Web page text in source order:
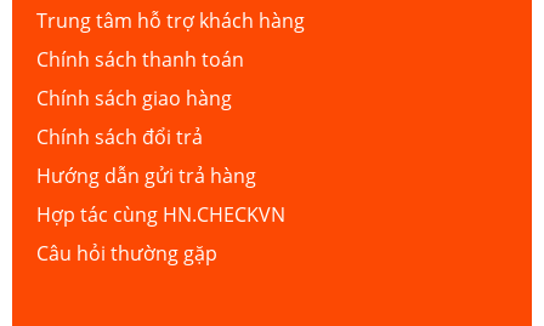
Trung tâm hỗ trợ khách hàng
Chính sách thanh toán
Chính sách giao hàng
Chính sách đổi trả
Hướng dẫn gửi trả hàng
Hợp tác cùng HN.CHECKVN
Câu hỏi thường gặp